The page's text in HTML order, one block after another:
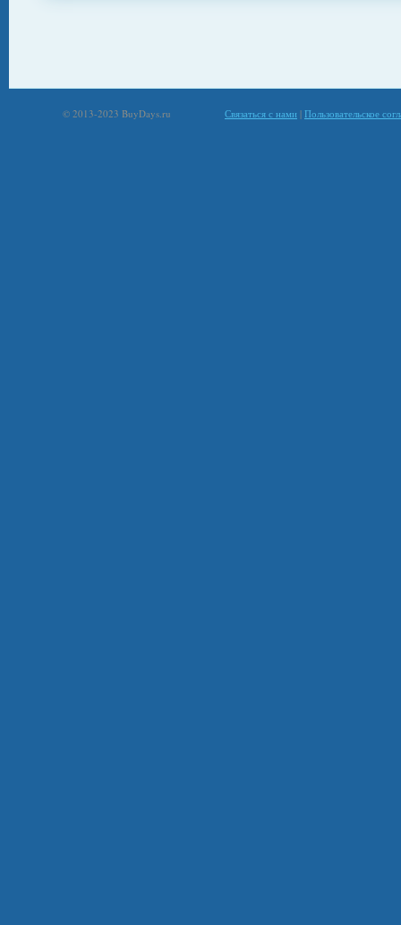
© 2013-2023 BuyDays.ru Связаться с нами | Пользовательское